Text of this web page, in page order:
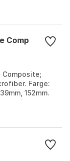
Comp
Composite;
Farge:
152mm.